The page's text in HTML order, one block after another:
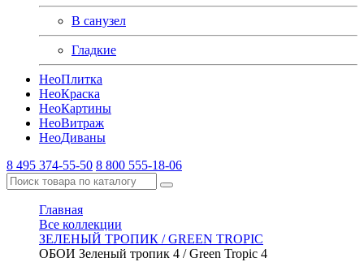
В санузел
Гладкие
НеоПлитка
НеоКраска
НеоКартины
НеоВитраж
НеоДиваны
8 495 374-55-50 8 800 555-18-06
Главная
Все коллекции
ЗЕЛЕНЫЙ ТРОПИК / GREEN TROPIC
ОБОИ Зеленый тропик 4 / Green Tropic 4